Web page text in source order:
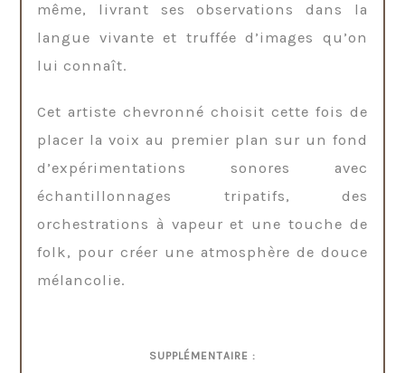
même, livrant ses observations dans la
langue vivante et truffée d’images qu’on
lui connaît.
Cet artiste chevronné choisit cette fois de
placer la voix au premier plan sur un fond
d’expérimentations sonores avec
échantillonnages tripatifs, des
orchestrations à vapeur et une touche de
folk, pour créer une atmosphère de douce
mélancolie.
SUPPLÉMENTAIRE :